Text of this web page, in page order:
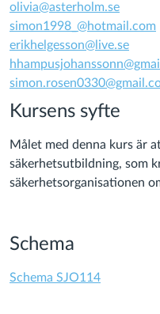
olivia@asterholm.se
simon1998_@hotmail.com
erikhelgesson@live.se
Kursens syfte
Målet med denna kurs är
säkerhetsutbildning, som
säkerhetsorganisationen
Schema
Schema SJO114